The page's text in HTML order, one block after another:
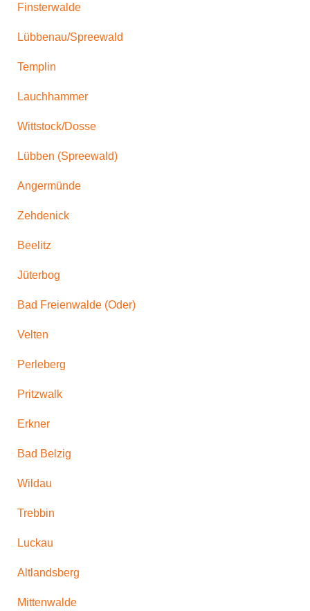
Finsterwalde
Lübbenau/Spreewald
Templin
Lauchhammer
Wittstock/Dosse
Lübben (Spreewald)
Angermünde
Zehdenick
Beelitz
Jüterbog
Bad Freienwalde (Oder)
Velten
Perleberg
Pritzwalk
Erkner
Bad Belzig
Wildau
Trebbin
Luckau
Altlandsberg
Mittenwalde